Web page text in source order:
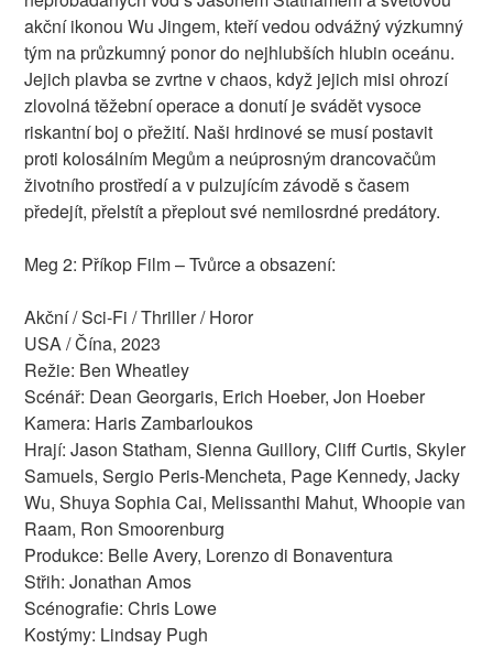
akční ikonou Wu Jingem, kteří vedou odvážný výzkumný
tým na průzkumný ponor do nejhlubších hlubin oceánu.
Jejich plavba se zvrtne v chaos, když jejich misi ohrozí
zlovolná těžební operace a donutí je svádět vysoce
riskantní boj o přežití. Naši hrdinové se musí postavit
proti kolosálním Megům a neúprosným drancovačům
životního prostředí a v pulzujícím závodě s časem
předejít, přelstít a přeplout své nemilosrdné predátory.
Meg 2: Příkop Film – Tvůrce a obsazení:
Akční / Sci-Fi / Thriller / Horor
USA / Čína, 2023
Režie: Ben Wheatley
Scénář: Dean Georgaris, Erich Hoeber, Jon Hoeber
Kamera: Haris Zambarloukos
Hrají: Jason Statham, Sienna Guillory, Cliff Curtis, Skyler
Samuels, Sergio Peris-Mencheta, Page Kennedy, Jacky
Wu, Shuya Sophia Cai, Melissanthi Mahut, Whoopie van
Raam, Ron Smoorenburg
Produkce: Belle Avery, Lorenzo di Bonaventura
Střih: Jonathan Amos
Scénografie: Chris Lowe
Kostýmy: Lindsay Pugh